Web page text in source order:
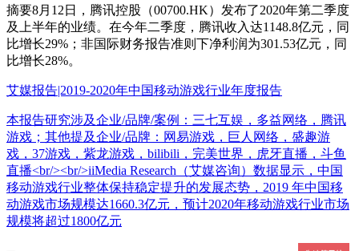
摘要8月12日，腾讯控股（00700.HK）发布了2020年第二季度
及上半年的业绩。在今年二季度，腾讯收入达1148.8亿元，同
比增长29%；非国际财务报告准则下净利润为301.53亿元，同
比增长28%。
艾媒报告|2019-2020年中国移动游戏行业年度报告
本报告研究涉及企业/品牌/案例：三七互娱，多益网络，腾讯
游戏；其他提及企业/品牌：网易游戏，巨人网络，盛趣游
戏，37游戏，紫龙游戏，bilibili，完美世界，虎牙直播，斗鱼
直播<br/><br/>iiMedia Research（艾媒咨询）数据显示，中国
移动游戏行业整体保持稳定提升的发展态势，2019 年中国移
动游戏市场规模达1660.3亿元，预计2020年移动游戏行业市场
规模将超过1800亿元